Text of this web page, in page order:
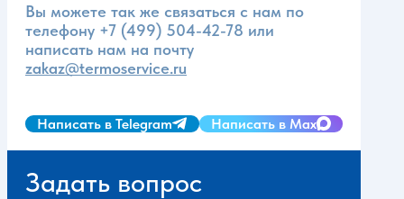
Вы можете так же связаться с нам по
телефону +7 (499) 504-42-78 или
написать нам на почту
zakaz@termoservice.ru
Написать в Telegram Написать в Max
Задать вопрос